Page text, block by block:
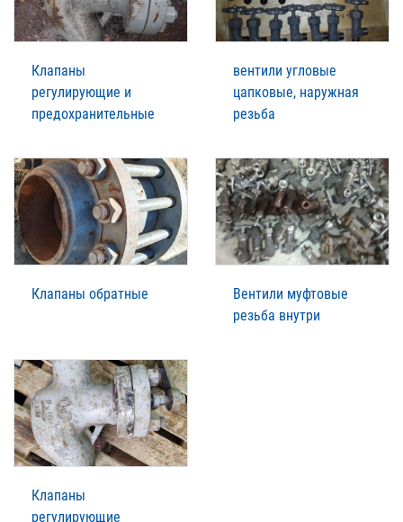
Клапаны
регулирующие и
предохранительные
вентили угловые
цапковые, наружная
резьба
Клапаны обратные
Вентили муфтовые
резьба внутри
Клапаны
регулирующие